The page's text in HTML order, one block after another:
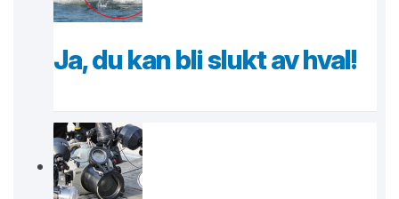
Ja, du kan bli slukt av hval!